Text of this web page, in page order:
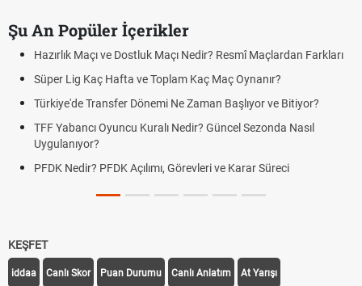
Şu An Popüler İçerikler
Hazırlık Maçı ve Dostluk Maçı Nedir? Resmî Maçlardan Farkları
Süper Lig Kaç Hafta ve Toplam Kaç Maç Oynanır?
Türkiye'de Transfer Dönemi Ne Zaman Başlıyor ve Bitiyor?
TFF Yabancı Oyuncu Kuralı Nedir? Güncel Sezonda Nasıl
Uygulanıyor?
PFDK Nedir? PFDK Açılımı, Görevleri ve Karar Süreci
KEŞFET
iddaa Canlı Skor Puan Durumu Canlı Anlatım At Yarışı